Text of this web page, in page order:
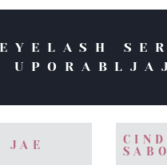
EYELASH
JAE